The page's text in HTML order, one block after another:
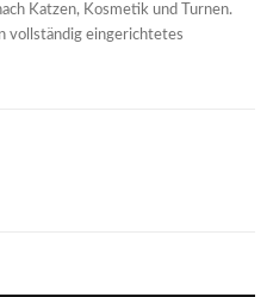
Katzen, Kosmetik und Turnen.
vollständig eingerichtetes